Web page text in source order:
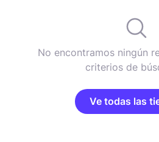
No encontramos ningún
criterios de
Ve todas las